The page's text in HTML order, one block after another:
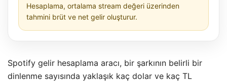
Hesaplama, ortalama stream değeri üzerinden
tahmini brüt ve net gelir oluşturur.
Spotify gelir hesaplama aracı, bir şarkının belirli bir
dinlenme sayısında yaklaşık kaç dolar ve kaç TL